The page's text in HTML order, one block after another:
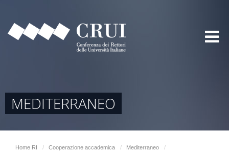
MEDITERRANEO
Home RI / Cooperazione accademica / Mediterraneo
/